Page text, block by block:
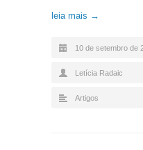
leia mais →
10 de setembro de
Letícia Radaic
Artigos